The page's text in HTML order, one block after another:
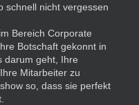
schnell nicht vergessen
Bereich Corporate
Botschaft gekonnt in
darum geht, Ihre
Mitarbeiter zu
so, dass sie perfekt